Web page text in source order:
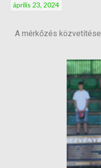
április 23, 2024
A mérkőzés közvetítése